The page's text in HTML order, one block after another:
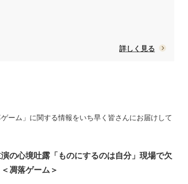
詳しく見る
ーム」に関する情報をいち早く皆さんにお届けして
の心境吐露「ものにするのは自分」現場で欠
凋落ゲーム＞